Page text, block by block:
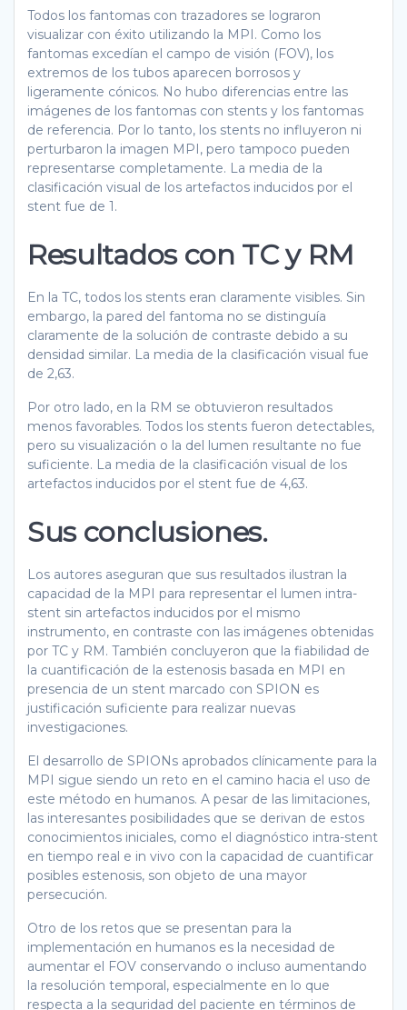
Todos los fantomas con trazadores se lograron
visualizar con éxito utilizando la MPI. Como los
fantomas excedían el campo de visión (FOV), los
extremos de los tubos aparecen borrosos y
ligeramente cónicos. No hubo diferencias entre las
imágenes de los fantomas con stents y los fantomas
de referencia. Por lo tanto, los stents no influyeron ni
perturbaron la imagen MPI, pero tampoco pueden
representarse completamente. La media de la
clasificación visual de los artefactos inducidos por el
stent fue de 1.
Resultados con TC y RM
En la TC, todos los stents eran claramente visibles. Sin
embargo, la pared del fantoma no se distinguía
claramente de la solución de contraste debido a su
densidad similar. La media de la clasificación visual fue
de 2,63.
Por otro lado, en la RM se obtuvieron resultados
menos favorables. Todos los stents fueron detectables,
pero su visualización o la del lumen resultante no fue
suficiente. La media de la clasificación visual de los
artefactos inducidos por el stent fue de 4,63.
Sus conclusiones.
Los autores aseguran que sus resultados ilustran la
capacidad de la MPI para representar el lumen intra-
stent sin artefactos inducidos por el mismo
instrumento, en contraste con las imágenes obtenidas
por TC y RM. También concluyeron que la fiabilidad de
la cuantificación de la estenosis basada en MPI en
presencia de un stent marcado con SPION es
justificación suficiente para realizar nuevas
investigaciones.
El desarrollo de SPIONs aprobados clínicamente para la
MPI sigue siendo un reto en el camino hacia el uso de
este método en humanos. A pesar de las limitaciones,
las interesantes posibilidades que se derivan de estos
conocimientos iniciales, como el diagnóstico intra-stent
en tiempo real e in vivo con la capacidad de cuantificar
posibles estenosis, son objeto de una mayor
persecución.
Otro de los retos que se presentan para la
implementación en humanos es la necesidad de
aumentar el FOV conservando o incluso aumentando
la resolución temporal, especialmente en lo que
respecta a la seguridad del paciente en términos de